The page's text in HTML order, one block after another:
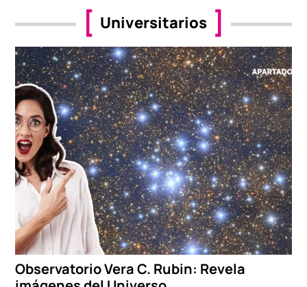
Universitarios
Observatorio Vera C. Rubin: Revela